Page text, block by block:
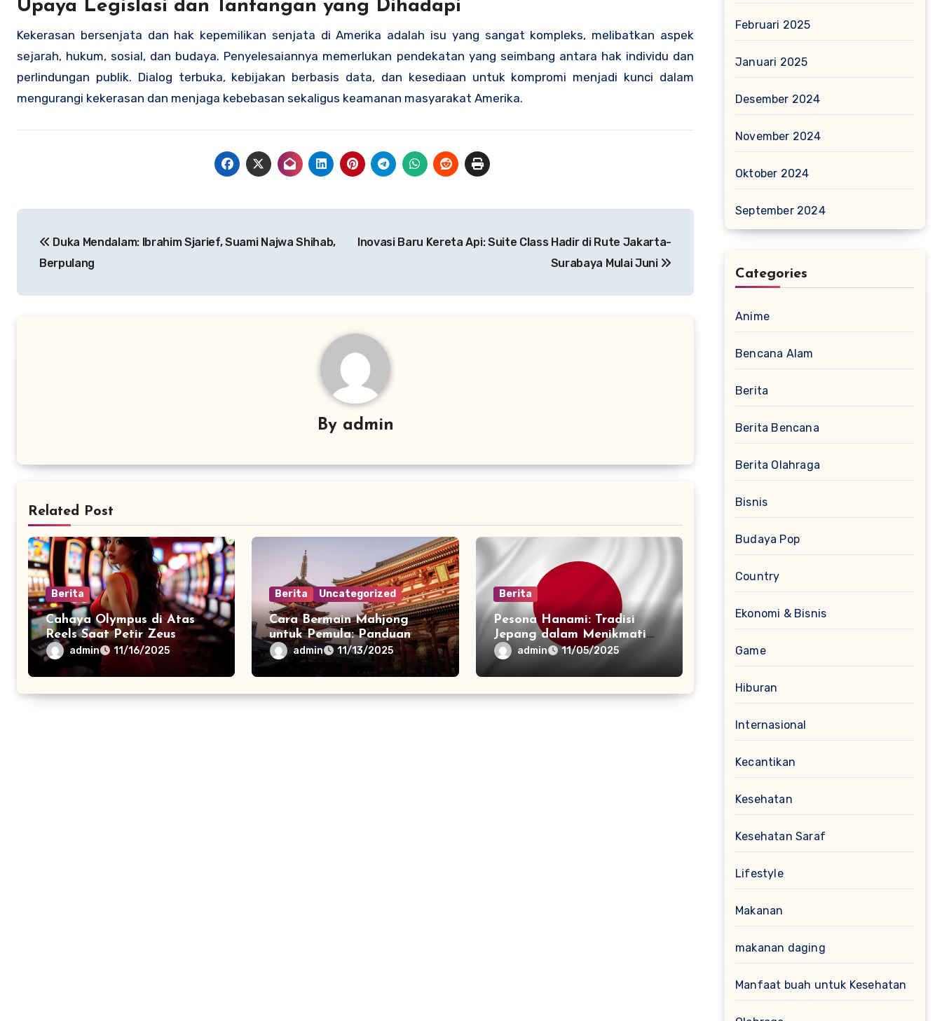
Upaya Legislasi dan Tantangan yang Dihadapi
Kekerasan bersenjata dan hak kepemilikan senjata di Amerika adalah isu yang sangat kompleks, melibatkan aspek
sejarah, hukum, sosial, dan budaya. Penyelesaiannya memerlukan pendekatan yang seimbang antara hak individu dan
perlindungan publik. Dialog terbuka, kebijakan berbasis data, dan kesediaan untuk kompromi menjadi kunci dalam
mengurangi kekerasan dan menjaga kebebasan sekaligus keamanan masyarakat Amerika.
pos Duka Mendalam: Ibrahim Sjarief, Suami Najwa Shihab,
Berpulang
Inovasi Baru Kereta Api: Suite Class Hadir di Rute Jakarta-
Surabaya Mulai Juni
By admin
Related Post
Berita
Cahaya Olympus di Atas
Reels Saat Petir Zeus
admin 11/16/2025
Berita Uncategorized
Cara Bermain Mahjong
untuk Pemula: Panduan
Lengkap
admin 11/13/2025
Berita
Pesona Hanami: Tradisi
Jepang dalam Menikmati
Mekarnya Bunga Sakura
admin 11/05/2025
Februari 2025
Januari 2025
Desember 2024
November 2024
Oktober 2024
September 2024
Categories
Anime
Bencana Alam
Berita
Berita Bencana
Berita Olahraga
Bisnis
Budaya Pop
Country
Ekonomi & Bisnis
Game
Hiburan
Internasional
Kecantikan
Kesehatan
Kesehatan Saraf
Lifestyle
Makanan
makanan daging
Manfaat buah untuk Kesehatan